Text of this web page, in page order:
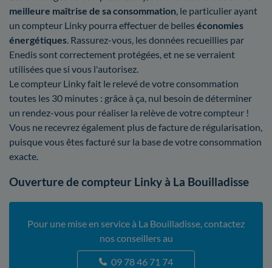
meilleure maîtrise de sa consommation , le particulier ayant
un compteur Linky pourra effectuer de belles économies
énergétiques . Rassurez-vous, les données recueillies par
Enedis sont correctement protégées, et ne se verraient
utilisées que si vous l'autorisez.
Le compteur Linky fait le relevé de votre consommation
toutes les 30 minutes : grâce à ça, nul besoin de déterminer
un rendez-vous pour réaliser la relève de votre compteur !
Vous ne recevrez également plus de facture de régularisation,
puisque vous êtes facturé sur la base de votre consommation
exacte.
Ouverture de compteur Linky à La Bouilladisse
Pour une mise en service à La Bouilladisse, contactez
nos conseillers au
09 78 46 71 74